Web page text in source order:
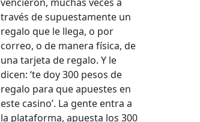
través de supues­ta­mente un
rega­lo que le lle­ga, o por
correo, o de man­era físi­ca, de
una tar­je­ta de rega­lo. Y le
dicen: ‘te doy 300 pesos de
rega­lo para que apuestes en
este casi­no’. La gente entra a
la platafor­ma, apues­ta los 300